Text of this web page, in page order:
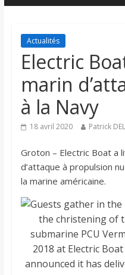
Actualités
Electric
marin
à la Navy
18 avril 2020 Patrick
Groton – Electric Boat a
d’attaque à propulsion
la marine américaine.